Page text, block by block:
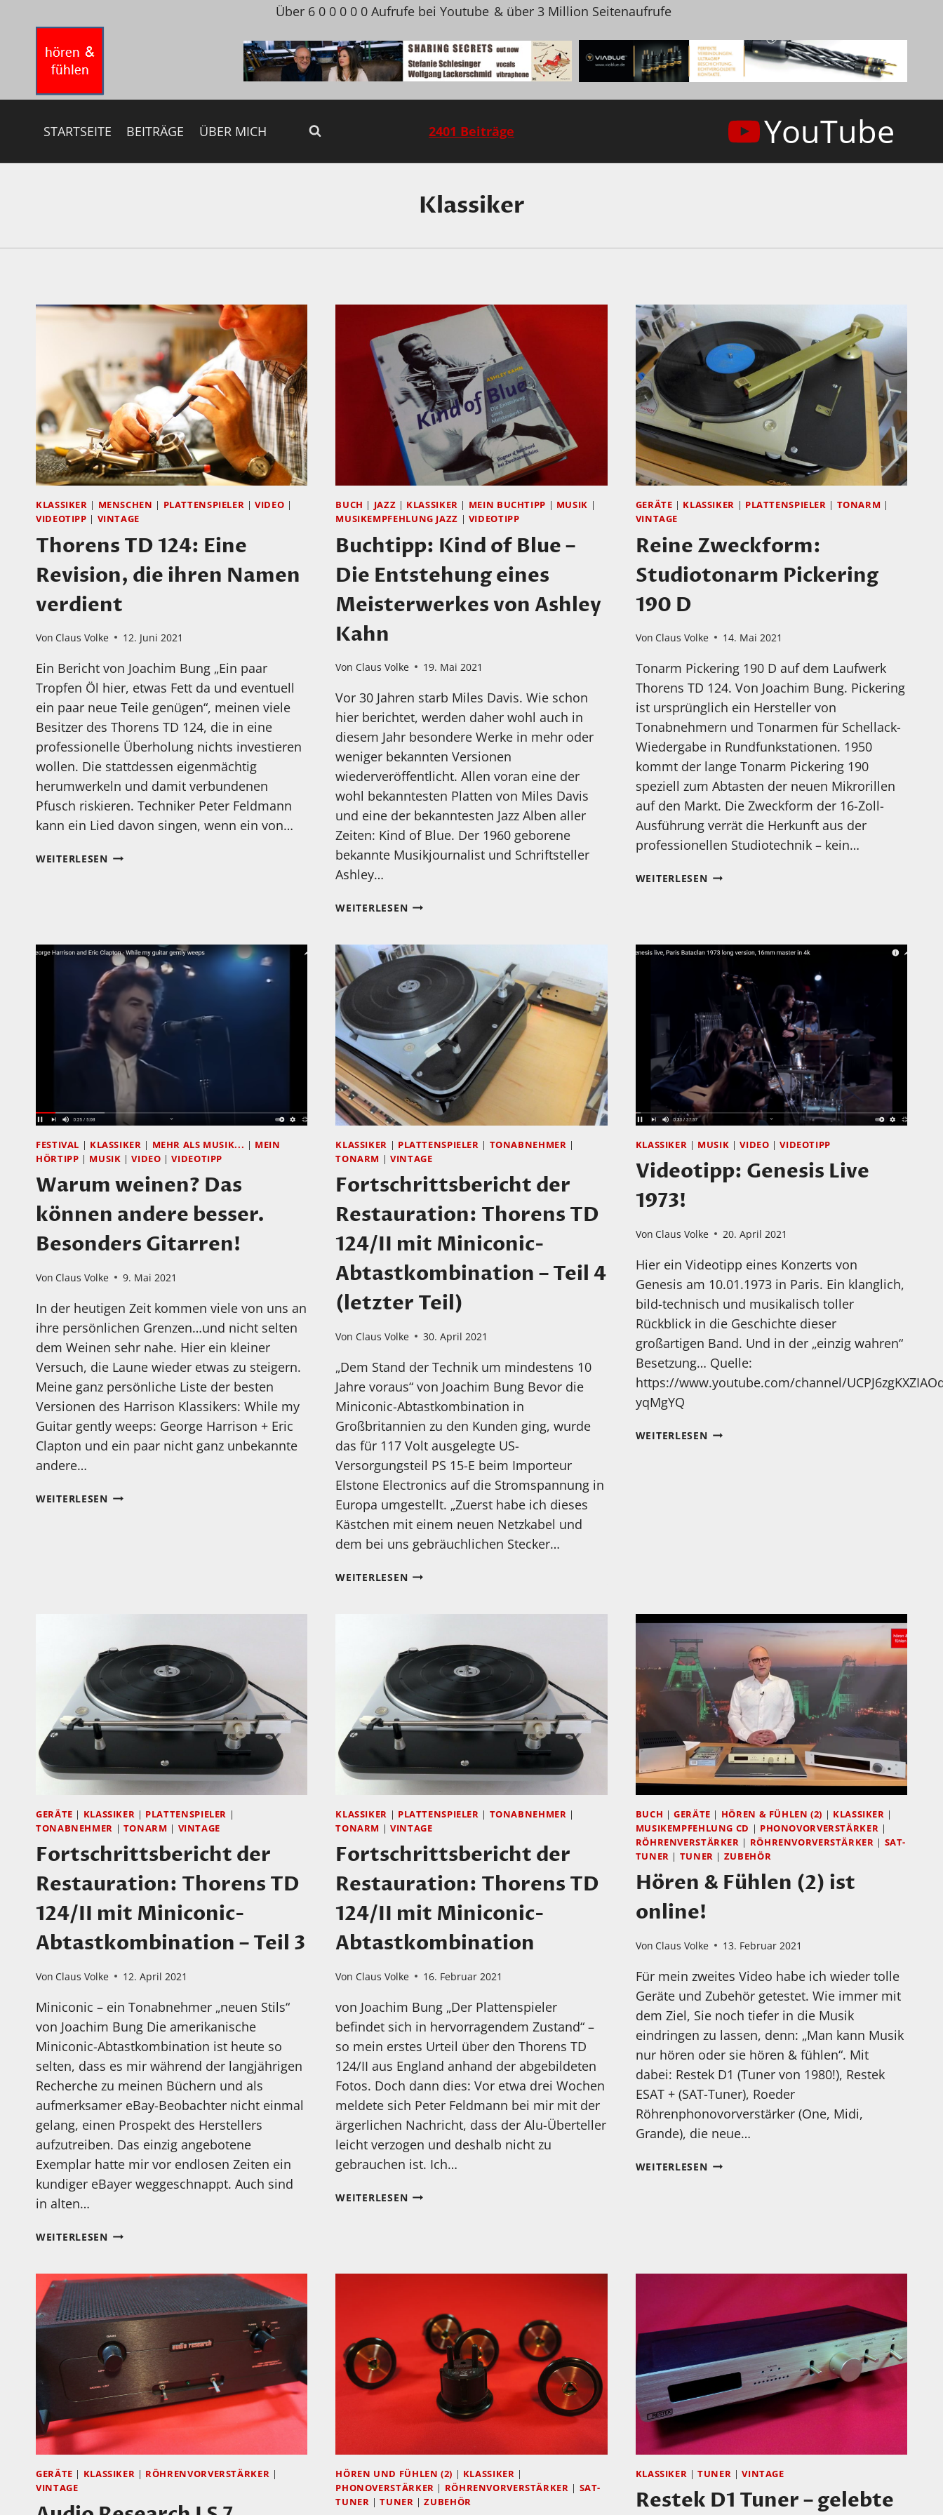
springen
Über 6 0 0 0 0 0 Aufrufe bei Youtube & über 3 Million Seitenaufrufe
STARTSEITE BEITRÄGE ÜBER MICH 2401 Beiträge YouTube
Klassiker
KLASSIKER | MENSCHEN | PLATTENSPIELER |VIDEO |
VIDEOTIPP | VINTAGE
Thorens TD 124: Eine
Revision, die ihren Namen
verdient
Von Claus Volke 12. Juni 2021
Ein Bericht von Joachim Bung „Ein paar
Tropfen Öl hier, etwas Fett da und eventuell
ein paar neue Teile genügen“, meinen viele
Besitzer des Thorens TD 124, die in eine
professionelle Überholung nichts investieren
wollen. Die stattdessen eigenmächtig
herumwerkeln und damit verbundenen
Pfusch riskieren. Techniker Peter Feldmann
kann ein Lied davon singen, wenn ein von…
WEITERLESENTHORENS
IHREN
NAMEN
VERDIENT
BUCH | JAZZ | KLASSIKER | MEIN BUCHTIPP | MUSIK |
MUSIKEMPFEHLUNG JAZZ | VIDEOTIPP
Buchtipp: Kind of Blue –
Die Entstehung eines
Meisterwerkes von Ashley
Kahn
Von Claus Volke 19. Mai 2021
Vor 30 Jahren starb Miles Davis. Wie schon
hier berichtet, werden daher wohl auch in
diesem Jahr besondere Werke in mehr oder
weniger bekannten Versionen
wiederveröffentlicht. Allen voran eine der
wohl bekanntesten Platten von Miles Davis
und eine der bekanntesten Jazz Alben aller
Zeiten: Kind of Blue. Der 1960 geborene
bekannte Musikjournalist und Schriftsteller
Ashley…
WEITERLESENBUCHTIPP:
BLUE
DIE
ENTSTEHUNG
EINES
MEISTERWERKES
VON
ASHLEY
KAHN
GERÄTE | KLASSIKER | PLATTENSPIELER | TONARM |
VINTAGE
Reine Zweckform:
Studiotonarm Pickering
190 D
Von Claus Volke 14. Mai 2021
Tonarm Pickering 190 D auf dem Laufwerk
Thorens TD 124. Von Joachim Bung. Pickering
ist ursprünglich ein Hersteller von
Tonabnehmern und Tonarmen für Schellack-
Wiedergabe in Rundfunkstationen. 1950
kommt der lange Tonarm Pickering 190
speziell zum Abtasten der neuen Mikrorillen
auf den Markt. Die Zweckform der 16-Zoll-
Ausführung verrät die Herkunft aus der
professionellen Studiotechnik – kein…
WEITERLESENREINE
D
FESTIVAL | KLASSIKER | MEHR ALS MUSIK... | MEIN
HÖRTIPP | MUSIK |VIDEO |VIDEOTIPP
Warum weinen? Das
können andere besser.
Besonders Gitarren!
Von Claus Volke 9. Mai 2021
In der heutigen Zeit kommen viele von uns an
ihre persönlichen Grenzen…und nicht selten
dem Weinen sehr nahe. Hier ein kleiner
Versuch, die Laune wieder etwas zu steigern.
Meine ganz persönliche Liste der besten
Versionen des Harrison Klassikers: While my
Guitar gently weeps: George Harrison + Eric
Clapton und ein paar nicht ganz unbekannte
andere…
WEITERLESENWARUM
KLASSIKER | PLATTENSPIELER | TONABNEHMER |
TONARM | VINTAGE
Fortschrittsbericht der
Restauration: Thorens TD
124/II mit Miniconic-
Abtastkombination – Teil 4
(letzter Teil)
Von Claus Volke 30. April 2021
„Dem Stand der Technik um mindestens 10
Jahre voraus“ von Joachim Bung Bevor die
Miniconic-Abtastkombination in
Großbritannien zu den Kunden ging, wurde
das für 117 Volt ausgelegte US-
Versorgungsteil PS 15-E beim Importeur
Elstone Electronics auf die Stromspannung in
Europa umgestellt. „Zuerst habe ich dieses
Kästchen mit einem neuen Netzkabel und
dem bei uns gebräuchlichen Stecker…
WEITERLESENFORTSCHRITTSBERICHT
124/II
MIT
MINICONIC-
ABTASTKOMBINATION
–
TEIL
(LETZTER
TEIL)
KLASSIKER | MUSIK |VIDEO |VIDEOTIPP
Videotipp: Genesis Live
1973!
Von Claus Volke 20. April 2021
Hier ein Videotipp eines Konzerts von
Genesis am 10.01.1973 in Paris. Ein klanglich,
bild-technisch und musikalisch toller
Rückblick in die Geschichte dieser
großartigen Band. Und in der „einzig wahren“
Besetzung… Quelle:
https://www.youtube.com/channel/
yqMgYQ
WEITERLESENVIDEOTIPP:
GERÄTE | KLASSIKER | PLATTENSPIELER |
TONABNEHMER | TONARM | VINTAGE
Fortschrittsbericht der
Restauration: Thorens TD
124/II mit Miniconic-
Abtastkombination – Teil 3
Von Claus Volke 12. April 2021
Miniconic – ein Tonabnehmer „neuen Stils“
von Joachim Bung Die amerikanische
Miniconic-Abtastkombination ist heute so
selten, dass es mir während der langjährigen
Recherche zu meinen Büchern und als
aufmerksamer eBay-Beobachter nicht einmal
gelang, einen Prospekt des Herstellers
aufzutreiben. Das einzig angebotene
Exemplar hatte mir vor endlosen Zeiten ein
kundiger eBayer weggeschnappt. Auch sind
in alten…
WEITERLESENFORTSCHRITTSBERICHT
THORENS
TD
124/II
MIT
MINICONIC-
ABTASTKOMBINATION
–
TEIL
3
KLASSIKER | PLATTENSPIELER | TONABNEHMER |
TONARM | VINTAGE
Fortschrittsbericht der
Restauration: Thorens TD
124/II mit Miniconic-
Abtastkombination
Von Claus Volke 16. Februar 2021
von Joachim Bung „Der Plattenspieler
befindet sich in hervorragendem Zustand“ –
so mein erstes Urteil über den Thorens TD
124/II aus England anhand der abgebildeten
Fotos. Doch dann dies: Vor etwa drei Wochen
meldete sich Peter Feldmann bei mir mit der
ärgerlichen Nachricht, dass der Alu-Überteller
leicht verzogen und deshalb nicht zu
gebrauchen ist. Ich…
WEITERLESENFORTSCHRITTSBERICHT
124/II
ABTASTKOMBINATION
BUCH |GERÄTE | HÖREN & FÜHLEN (2) | KLASSIKER |
MUSIKEMPFEHLUNG CD | PHONOVORVERSTÄRKER |
RÖHRENVERSTÄRKER | RÖHRENVORVERSTÄRKER | SAT-
TUNER | TUNER | ZUBEHÖR
Hören & Fühlen (2) ist
online!
Von Claus Volke 13. Februar 2021
Für mein zweites Video habe ich wieder tolle
Geräte und Zubehör getestet. Wie immer mit
dem Ziel, Sie noch tiefer in die Musik
eindringen zu lassen, denn: „Man kann Musik
nur hören oder sie hören & fühlen“. Mit
dabei: Restek D1 (Tuner von 1980!), Restek
ESAT + (SAT-Tuner), Roeder
Röhrenphonovorverstärker (One, Midi,
Grande), die neue…
WEITERLESENHÖREN
GERÄTE | KLASSIKER | RÖHRENVORVERSTÄRKER |
VINTAGE
HÖREN UND FÜHLEN (2) | KLASSIKER |
PHONOVERSTÄRKER | RÖHRENVORVERSTÄRKER | SAT-
TUNER |TUNER |ZUBEHÖR
KLASSIKER |TUNER |VINTAGE
Restek D1 Tuner – gelebte